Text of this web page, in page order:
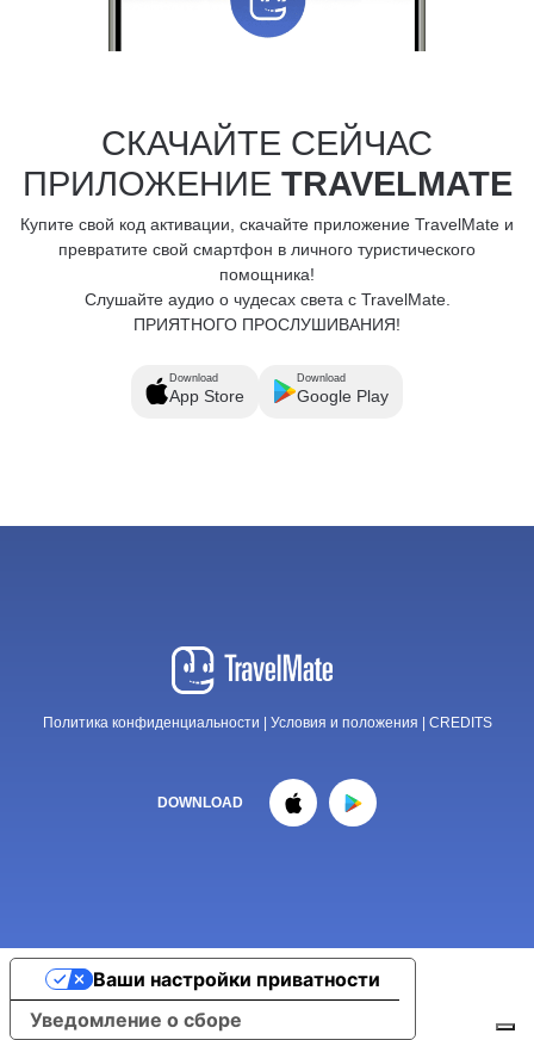
СКАЧАЙТЕ СЕЙЧАС
ПРИЛОЖЕНИЕ TRAVELMATE
Купите свой код активации, скачайте приложение TravelMate и
превратите свой смартфон в личного туристического
помощника!
Слушайте аудио о чудесах света с TravelMate.
ПРИЯТНОГО ПРОСЛУШИВАНИЯ!
Download
App Store
Download
Google Play
Политика конфиденциальности Условия и положения CREDITS
DOWNLOAD
Уведомление о сборе
Ваши настройки приватности